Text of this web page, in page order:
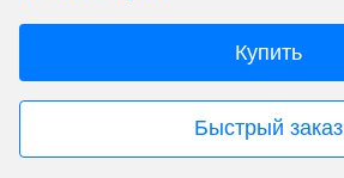
Купить
Быстрый заказ